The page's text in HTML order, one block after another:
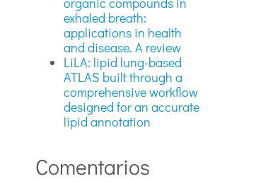
exhaled breath:
applications in health
and disease. A review
LiLA: lipid lung-based
ATLAS built through a
comprehensive workflow
designed for an accurate
lipid annotation
Comentarios